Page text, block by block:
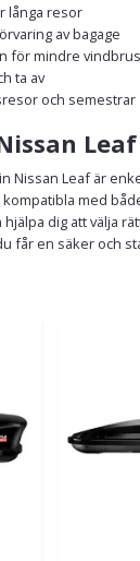
långa resor
av bagage
för mindre vindbrus
ta av
och semestrar
Leaf
Nissan Leaf är
med
dig att välja
får en säker och